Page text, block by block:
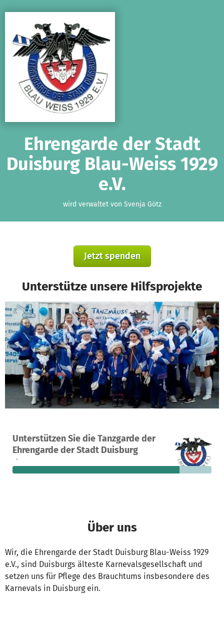
Ehrengarde der Stadt
Duisburg Blau-Weiss 1929
e.V.
wird verwaltet von Svenja Götz
Jetzt spenden
Unterstütze unsere Hilfsprojekte
Unterstützen Sie die Tanzgarde der
Ehrengarde der Stadt Duisburg
Ein Projekt in Duisburg, Deutschland
100
Spenden
84 % 1.090 €
fehlen noch
Über uns
Wir, die Ehrengarde der Stadt Duisburg Blau-Weiss 1929
e.V., sind Duisburgs älteste Karnevalsgesellschaft und
setzen uns für Pflege des Brauchtums insbesondere des
Karnevals in Duisburg ein.